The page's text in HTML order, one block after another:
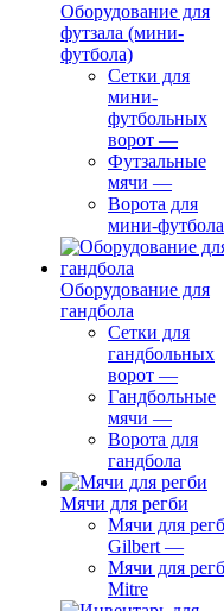
Оборудование для
футзала (мини-
футбола)
Сетки для
мини-
футбольных
ворот —
Футзальные
мячи —
Ворота для
мини-футбола
Оборудование для
гандбола
Сетки для
гандбольных
ворот —
Гандбольные
мячи —
Ворота для
гандбола
Мячи для регби
Мячи для
Gilbert —
Мячи для
Mitre